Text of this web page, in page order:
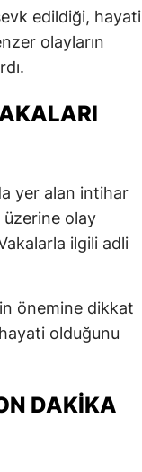
edildiği, hayati
olayların
yer alan intihar
üzerine olay
ilgili adli
önemine dikkat
olduğunu
DAKIKA